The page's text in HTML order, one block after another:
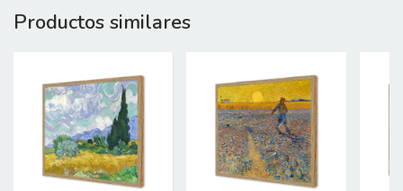
Productos similares